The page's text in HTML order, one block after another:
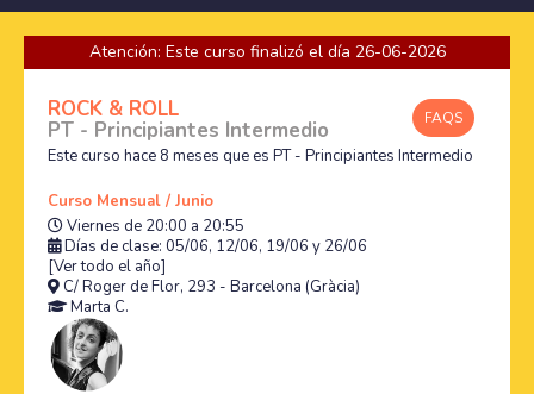
Atención: Este curso finalizó el día 26-06-2026
FAQS
ROCK & ROLL
PT - Principiantes Intermedio
Este curso hace 8 meses que es PT - Principiantes Intermedio
Curso Mensual / Junio
Viernes de 20:00 a 20:55
Días de clase: 05/06, 12/06, 19/06 y 26/06
[Ver todo el año]
C/ Roger de Flor, 293 - Barcelona (Gràcia)
Marta C.